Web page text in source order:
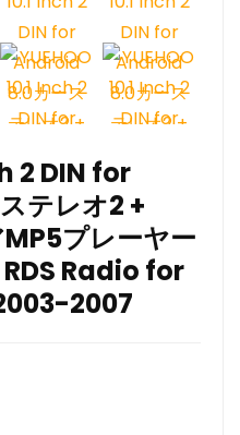
2 DIN for
テレオ2 +
プレーヤー
RDS Radio for
2007